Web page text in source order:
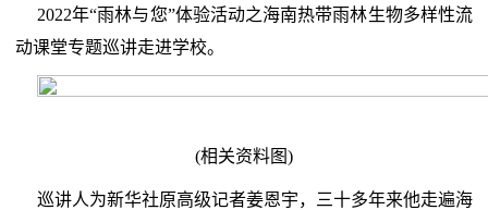
2022年“雨林与您”体验活动之海南热带雨林生物多样性流
动课堂专题巡讲走进学校。
(相关资料图)
巡讲人为新华社原高级记者姜恩宇，三十多年来他走遍海